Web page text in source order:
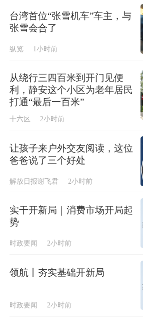
台湾首位“张雪机车”车主，与
张雪会合了
纵览 1小时前
从绕行三四百米到开门见便
利，静安这个小区为老年居民
打通“最后一百米”
十六区 2小时前
让孩子来户外交友阅读，这位
爸爸说了三个好处
解放日报谢飞君 2小时前
实干开新局｜消费市场开局起
势
时政要闻 2小时前
领航丨夯实基础开新局
时政要闻 2小时前